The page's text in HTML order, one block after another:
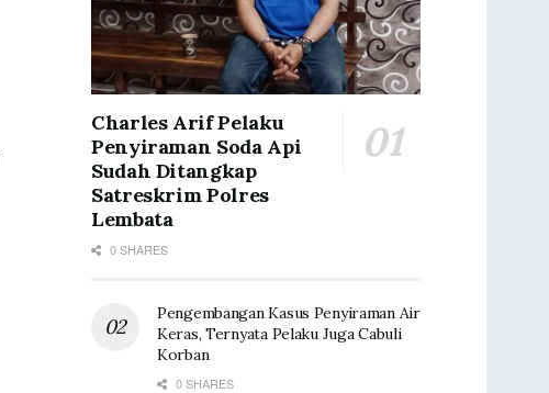
Charles Arif Pelaku
Penyiraman Soda Api
Sudah Ditangkap
Satreskrim Polres
Lembata
0 SHARES
Pengembangan Kasus Penyiraman Air
Keras, Ternyata Pelaku Juga Cabuli
Korban
0 SHARES